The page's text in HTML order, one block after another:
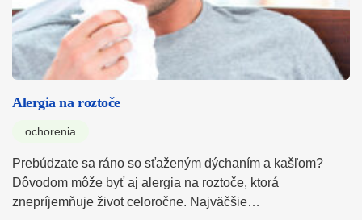
Alergia na roztoče
ochorenia
Prebúdzate sa ráno so sťaženým dýchaním a kašľom?
Dôvodom môže byť aj alergia na roztoče, ktorá
znepríjemňuje život celoročne. Najväčšie…